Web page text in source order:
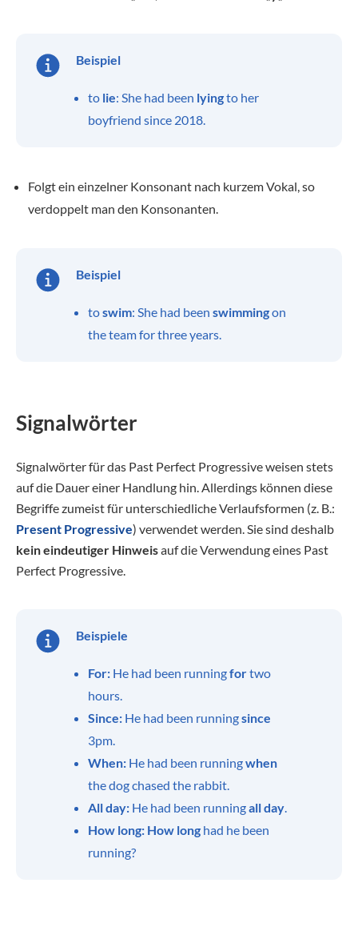
Beispiel
to lie: She had been lyingto her
boyfriend since 2018.
Folgt ein einzelner Konsonant nach kurzem Vokal, so
verdoppelt man den Konsonanten.
Beispiel
toswim: She had been swimmingon
the team for three years.
Signalwörter
Signalwörter für das Past Perfect Progressive weisen stets
auf die Dauer einer Handlung hin. Allerdings können diese
Begriffe zumeist für unterschiedliche Verlaufsformen (z. B.:
Present Progressive) verwendet werden. Sie sind deshalb
kein eindeutiger Hinweisauf die Verwendung eines Past
Perfect Progressive.
Beispiele
For: He had been runningfortwo
hours.
Since: He had been runningsince
3pm.
When: He had been runningwhen
the dog chased the rabbit.
All day: He had been runningall day.
How long: How long had he been
running?